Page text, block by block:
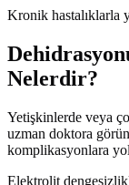
Kronik hastalıklarla
Nelerdir?
Yetişkinlerde veya
uzman doktora
komplikasyonlara
Elektrolit